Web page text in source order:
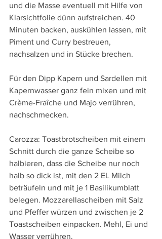
und die Masse eventuell mit Hilfe von
Klarsichtfolie dünn aufstreichen. 40
Minuten backen, auskühlen lassen, mit
Piment und Curry bestreuen,
nachsalzen und in Stücke brechen.
Für den Dipp Kapern und Sardellen mit
Kapernwasser ganz fein mixen und mit
Crème-Fraîche und Majo verrühren,
nachschmecken.
Carozza: Toastbrotscheiben mit einem
Schnitt durch die ganze Scheibe so
halbieren, dass die Scheibe nur noch
halb so dick ist, mit den 2 EL Milch
beträufeln und mit je 1 Basilikumblatt
belegen. Mozzarellascheiben mit Salz
und Pfeffer würzen und zwischen je 2
Toastscheiben einpacken. Mehl, Ei und
Wasser verrühren.